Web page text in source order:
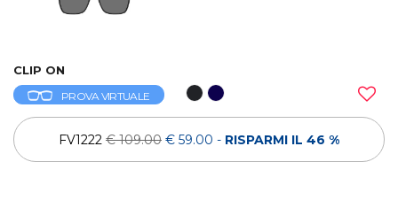
CLIP ON
PROVA VIRTUALE
FV1222 € 109.00 € 59.00 - RISPARMI IL 46 %